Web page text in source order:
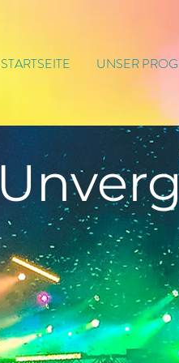
STARTSEITE UNSER